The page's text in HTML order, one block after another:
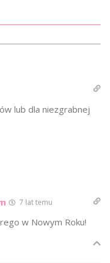
lub dla niezgrabnej
7 lat temu
w Nowym Roku!